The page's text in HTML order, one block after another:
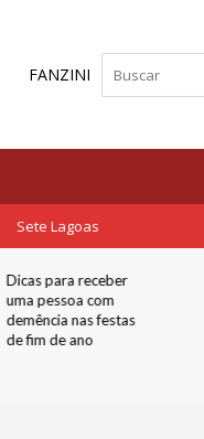
FANZINI
Sete Lagoas
Dicas para receber
uma pessoa com
demência nas festas
de fim de ano